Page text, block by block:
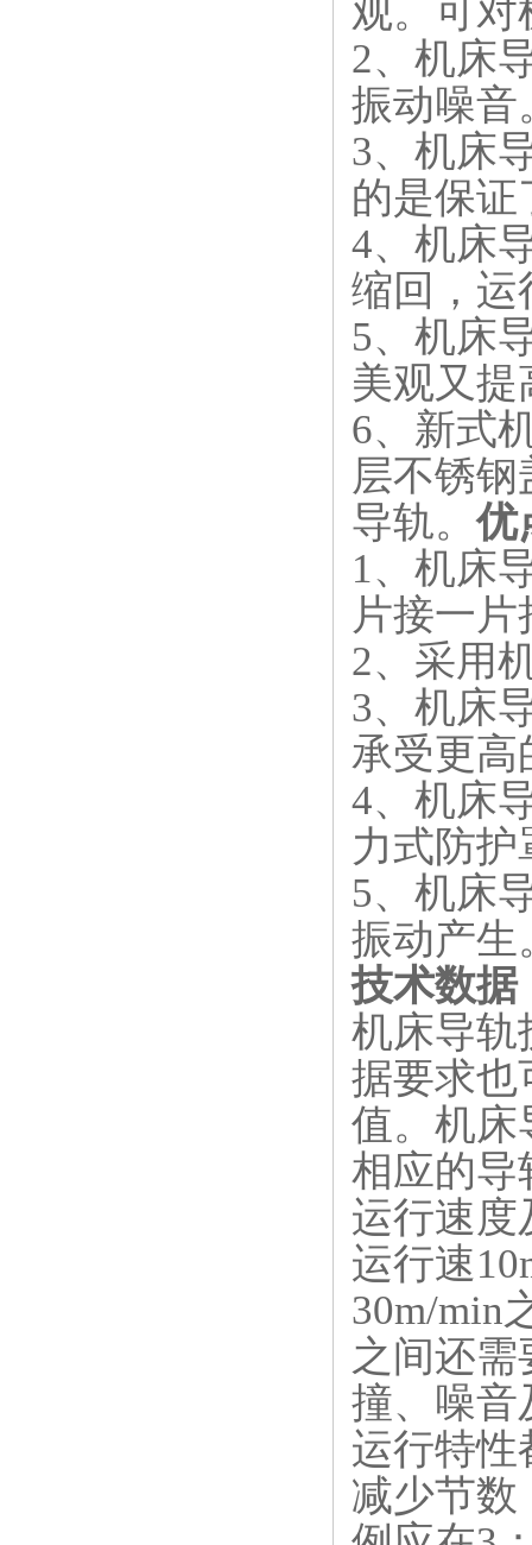
观。可
2、机床
振动噪音
3、机床
的是保证
4、机床
缩回，运
5、机床
美观又提
6、新式
层不锈
导轨。优
1、机床
片接一
2、采用
3、机床
承受更高
4、机床
力式防
5、机床
振动产生
技术数据
机床导轨
据要求也
值。机床
相应的导
运行速度
运行速
30m/min
之间还
撞、噪音
运行特性
减少节数